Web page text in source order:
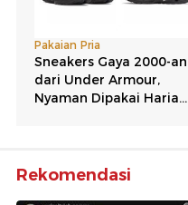
Rekomendasi